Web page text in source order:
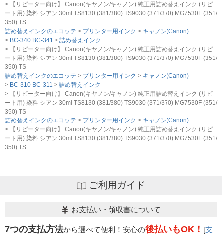
【リピーター向け】 Canon(キヤノン/キャノン) 純正用詰め替えインク (リピ
ート用) 染料 シアン 30ml TS8130 (381/380) TS9030 (371/370) MG7530F (351/
350) TS
詰め替えインクのエコッテ
プリンター用インク
キャノン(Canon)
BC-340 BC-341
詰め替えインク
【リピーター向け】 Canon(キヤノン/キャノン) 純正用詰め替えインク (リピ
ート用) 染料 シアン 30ml TS8130 (381/380) TS9030 (371/370) MG7530F (351/
350) TS
詰め替えインクのエコッテ
プリンター用インク
キャノン(Canon)
BC-310 BC-311
詰め替えインク
【リピーター向け】 Canon(キヤノン/キャノン) 純正用詰め替えインク (リピ
ート用) 染料 シアン 30ml TS8130 (381/380) TS9030 (371/370) MG7530F (351/
350) TS
詰め替えインクのエコッテ
プリンター用インク
キャノン(Canon)
【リピーター向け】 Canon(キヤノン/キャノン) 純正用詰め替えインク (リピ
ート用) 染料 シアン 30ml TS8130 (381/380) TS9030 (371/370) MG7530F (351/
350) TS
ご利用ガイド
お支払い・領収書について
7つの支払方法から選べて便利！安心の後払いもOK！ [支